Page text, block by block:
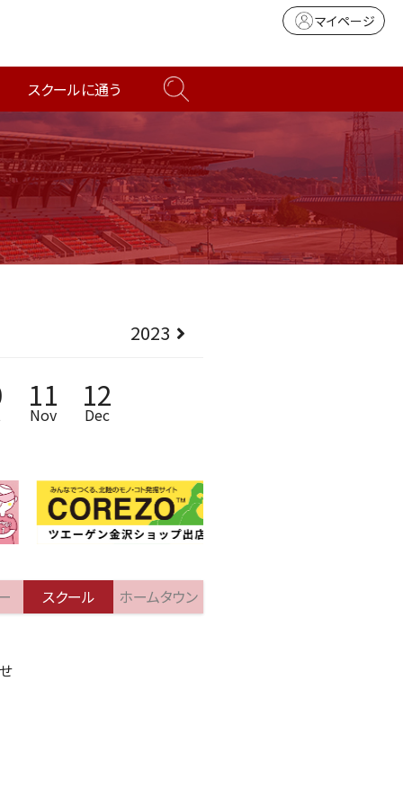
マイページ
スクールに通う
2023
11
Nov
12
Dec
スクール ホームタウン